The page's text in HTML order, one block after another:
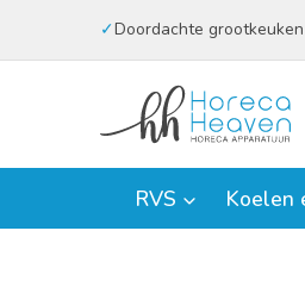
Doordachte
RVS Koelen